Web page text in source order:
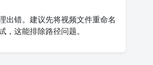
出错。建议先将视频文件重命名
，这能排除路径问题。